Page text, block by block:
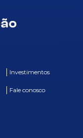
Investimentos
Fale conosco